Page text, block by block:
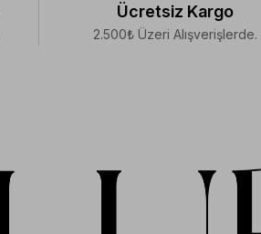
Ücretsiz Kargo
2.500₺ Üzeri Alışverişlerde.